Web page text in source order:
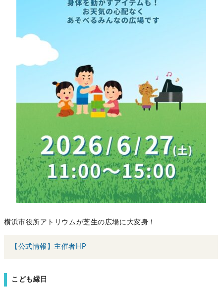
横浜市役所アトリウムが芝生の広場に大変身！
【公式情報】主催者HP
こども縁日